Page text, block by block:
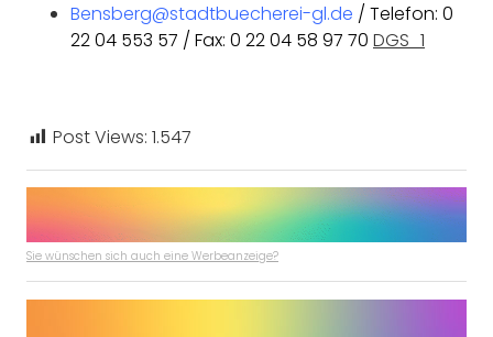
Bensberg@stadtbuecherei-gl.de / Telefon: 0
22 04 553 57 / Fax: 0 22 04 58 97 70 DGS_1
Post Views: 1.547
Sie wünschen sich auch eine Werbeanzeige?